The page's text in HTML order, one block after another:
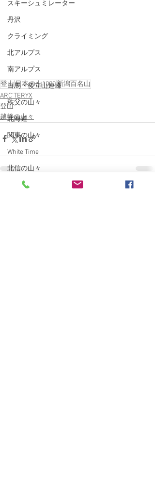
スキーシュミレーター
丹沢
クライミング
北アルプス
南アルプス
白馬・後立山連峰
秩父の山々
北海道
関東の山々
White Time
北信の山々
登山日本の山1000新潟百名山
ARC'TERYX
登山
越後の山々